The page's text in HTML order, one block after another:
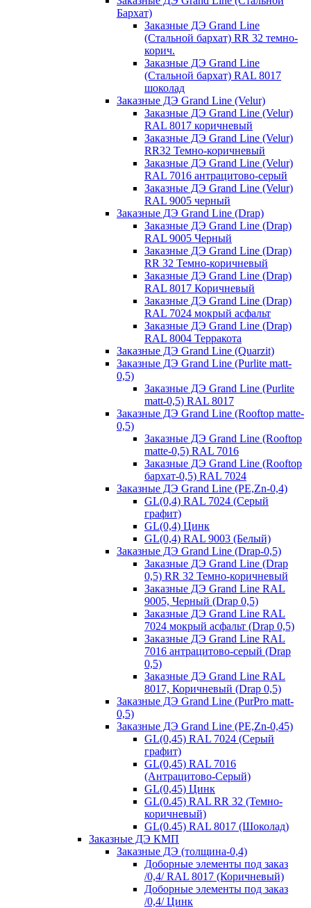
Бархат)
Заказные ДЭ Grand Line
(Стальной бархат) RR 32 темно-
корич.
Заказные ДЭ Grand Line
(Стальной бархат) RAL 8017
шоколад
Заказные ДЭ Grand Line (Velur)
Заказные ДЭ Grand Line (Velur)
RAL 8017 коричневый
Заказные ДЭ Grand Line (Velur)
RR32 Темно-коричневый
Заказные ДЭ Grand Line (Velur)
RAL 7016 антрацитово-серый
Заказные ДЭ Grand Line (Velur)
RAL 9005 черный
Заказные ДЭ Grand Line (Drap)
Заказные ДЭ Grand Line (Drap)
RAL 9005 Черный
Заказные ДЭ Grand Line (Drap)
RR 32 Темно-коричневый
Заказные ДЭ Grand Line (Drap)
RAL 8017 Коричневый
Заказные ДЭ Grand Line (Drap)
RAL 7024 мокрый асфальт
Заказные ДЭ Grand Line (Drap)
RAL 8004 Терракота
Заказные ДЭ Grand Line (Quarzit)
Заказные ДЭ Grand Line (Purlite matt-
0,5)
Заказные ДЭ Grand Line (Purlite
matt-0,5) RAL 8017
Заказные ДЭ Grand Line (Rooftop matte-
0,5)
Заказные ДЭ Grand Line (Rooftop
matte-0,5) RAL 7016
Заказные ДЭ Grand Line (Rooftop
бархат-0,5) RAL 7024
Заказные ДЭ Grand Line (PE,Zn-0,4)
GL(0,4) RAL 7024 (Серый
графит)
GL(0,4) Цинк
GL(0,4) RAL 9003 (Белый)
Заказные ДЭ Grand Line (Drap-0,5)
Заказные ДЭ Grand Line (Drap
0,5) RR 32 Темно-коричневый
Заказные ДЭ Grand Line RAL
9005, Черный (Drap 0,5)
Заказные ДЭ Grand Line RAL
7024 мокрый асфальт (Drap 0,5)
Заказные ДЭ Grand Line RAL
7016 антрацитово-серый (Drap
0,5)
Заказные ДЭ Grand Line RAL
8017, Коричневый (Drap 0,5)
Заказные ДЭ Grand Line (PurPro matt-
0,5)
Заказные ДЭ Grand Line (PE,Zn-0,45)
GL(0,45) RAL 7024 (Серый
графит)
GL(0,45) RAL 7016
(Антрацитово-Серый)
GL(0,45) Цинк
GL(0.45) RAL RR 32 (Темно-
коричневый)
GL(0.45) RAL 8017 (Шоколад)
Заказные ДЭ КМП
Заказные ДЭ (толщина-0,4)
Доборные элементы под заказ
/0,4/ RAL 8017 (Коричневый)
Доборные элементы под заказ
/0,4/ Цинк